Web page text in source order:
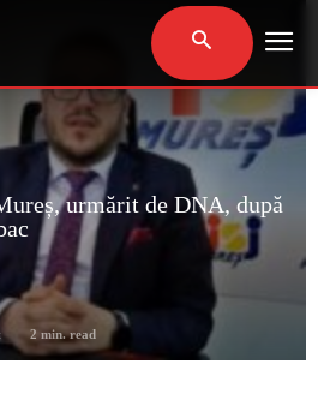
urmărit de DNA, după
2 min. read